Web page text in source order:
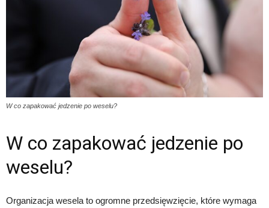
W co zapakować jedzenie po weselu?
W co zapakować jedzenie po
weselu?
Organizacja wesela to ogromne przedsięwzięcie, które wymaga